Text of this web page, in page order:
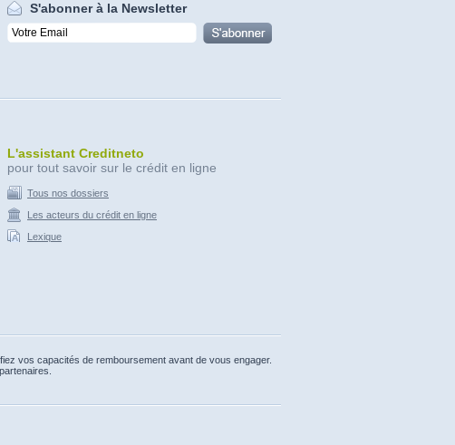
S'abonner à la Newsletter
L'assistant Creditneto
pour tout savoir sur le crédit en ligne
Tous nos dossiers
Les acteurs du crédit en ligne
Lexique
vos capacités de remboursement avant de vous engager.